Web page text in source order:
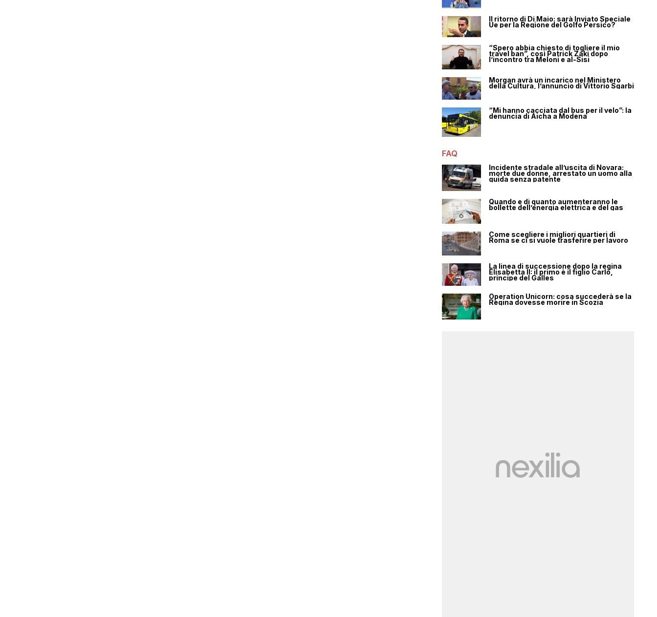
Il ritorno di Di Maio: sarà Inviato Speciale
Ue per la Regione del Golfo Persico?
“Spero abbia chiesto di togliere il mio
travel ban”, così Patrick Zaki dopo
l’incontro tra Meloni e al-Sisi
Morgan avrà un incarico nel Ministero
della Cultura, l’annuncio di Vittorio Sgarbi
“Mi hanno cacciata dal bus per il velo”: la
denuncia di Aicha a Modena
FAQ
Incidente stradale all’uscita di Novara:
morte due donne, arrestato un uomo alla
guida senza patente
Quando e di quanto aumenteranno le
bollette dell’energia elettrica e del gas
Come scegliere i migliori quartieri di
Roma se ci si vuole trasferire per lavoro
La linea di successione dopo la regina
Elisabetta II: il primo è il figlio Carlo,
principe del Galles
Operation Unicorn: cosa succederà se la
Regina dovesse morire in Scozia